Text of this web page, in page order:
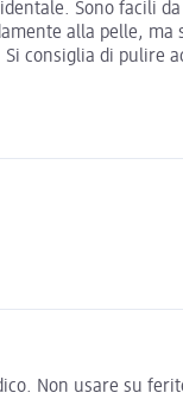
Sono facili
alla pelle,
consiglia di
Non usare su